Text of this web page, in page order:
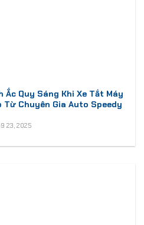
Ắc Quy Sáng Khi Xe Tắt Máy
Từ Chuyên Gia Auto Speedy
23, 2025